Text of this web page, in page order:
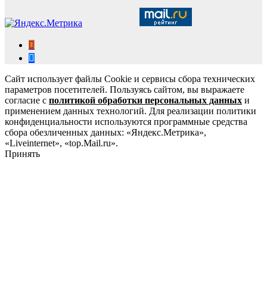
Сайт использует файлы Cookie и сервисы сбора технических
параметров посетителей. Пользуясь сайтом, вы выражаете
согласие с политикой обработки персональных данных и
применением данных технологий. Для реализации политики
конфиденциальности используются программные средства
сбора обезличенных данных: «Яндекс.Метрика»,
«Liveinternet», «top.Mail.ru».
Принять